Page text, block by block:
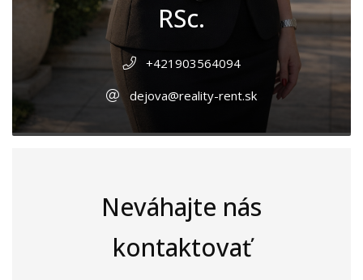
RSc.
+421903564094
dejova@reality-rent.sk
Neváhajte nás
kontaktovať